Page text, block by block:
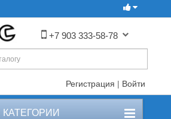
+7 903 333-58-78
Регистрация | Войти
КАТЕГОРИИ